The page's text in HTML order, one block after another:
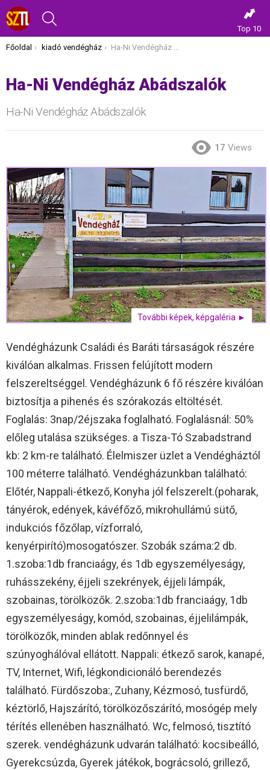
Top 10
Itt vagy most:
Főoldal kiadó vendégház Ha-Ni Vendégház Abádszalók
Ha-Ni Vendégház Abádszalók
Ha-Ni Vendégház Abádszalók
17 Views
További képek, képgaléria ►
Vendégházunk Családi és Baráti társaságok részére
kiválóan alkalmas. Frissen felújított modern
felszereltséggel. Vendégházunk 6 fő részére kiválóan
biztosítja a pihenés és szórakozás eltöltését.
Foglalás: 3nap/2éjszaka foglalható. Foglalásnál: 50%
előleg utalása szükséges. a Tisza-Tó Szabadstrand
kb: 2 km-re található. Élelmiszer üzlet a Vendégháztól
100 méterre található. Vendégházunkban található:
Előtér, Nappali-étkező, Konyha jól felszerelt.(poharak,
tányérok, edények, kávéfőző, mikrohullámú sütő,
indukciós főzőlap, vízforraló,
kenyérpirító)mosogatószer. Szobák száma:2 db.
1.szoba:1db franciaágy, és 1db egyszemélyeságy,
ruhásszekény, éjjeli szekrények, éjjeli lámpák,
szobainas, törölközők. 2.szoba:1db franciaágy, 1db
egyszemélyeságy, komód, szobainas, éjjelilámpák,
törölközők, minden ablak redőnnyel és
szúnyoghálóval ellátott. Nappali: étkező sarok, kanapé,
TV, Internet, Wifi, légkondicionáló berendezés
található. Fürdőszoba:, Zuhany, Kézmosó, tusfürdő,
kéztörlő, Hajszárító, törölközőszárító, mosógép mely
térítés ellenében használható. Wc, felmosó, tisztító
szerek. vendégházunk udvarán található: kocsibeálló,
Gyerekcsúzda, Gyerek játékok, bográcsoló, grillező,